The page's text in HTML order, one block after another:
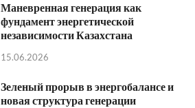
Маневренная генерация как
фундамент энергетической
независимости Казахстана
15.06.2026
Зеленый прорыв в энергобалансе и
новая структура генерации